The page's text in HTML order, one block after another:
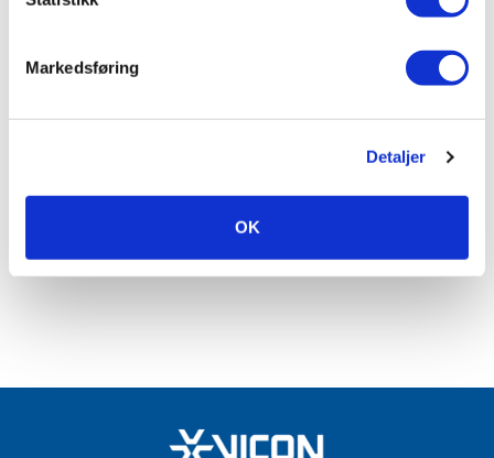
Markedsføring
Detaljer
OK
Beskrivelse Support
The MK-4000 magnetic contacts are designed for opening
surveillance of windows, doors and containers. They are